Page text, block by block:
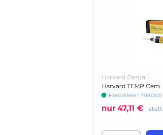
Harvard Dental
Harvard TEMP Cem
Herstellernr: 7081200
nur47,11 € statt